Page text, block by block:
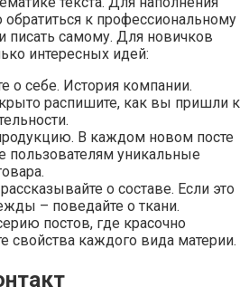
к профессиональному
писать самому. Для новичков
интересных идей:
о себе. История компании.
распишите, как вы пришли к
В каждом новом посте
пользователям уникальные
о составе. Если это
– поведайте о ткани.
постов, где красочно
свойства каждого вида материи.